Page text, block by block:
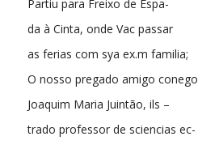
Partiu para Freixo de Espa-
da à Cinta, onde Vac passar
as ferias com sya ex.m familia;
O nosso pregado amigo conego
Joaquim Maria Juintão, ils –
trado professor de sciencias ec-